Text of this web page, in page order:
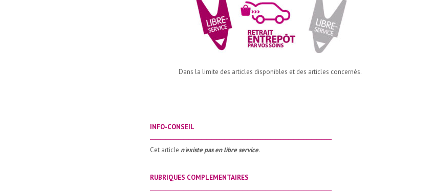
Dans la limite des articles disponibles et des articles concernés.
INFO-CONSEIL
Cet article n'existe pas en libre service.
RUBRIQUES COMPLEMENTAIRES